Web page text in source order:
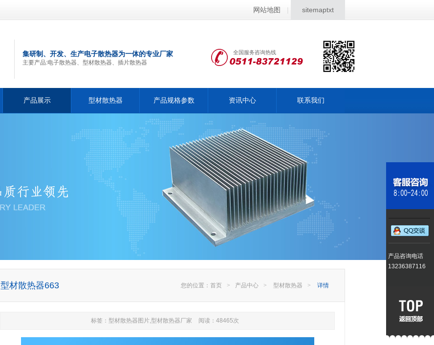
网站地图 | sitemaptxt
集研制、开发、生产电子散热器为一体的专业厂家
主要产品:电子散热器、型材散热器、插片散热器
全国服务咨询热线
产品展示 型材散热器 产品规格参数 资讯中心 联系我们
型材散热器663 您的位置： 首页 > 产品中心 > 型材散热器 > 详情
标签：型材散热器图片,型材散热器厂家 阅读：48465次
产品咨询电话
13236387116